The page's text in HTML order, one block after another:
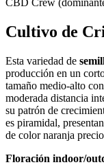
CBD Crew
Cultivo de
Esta variedad de
producción en un
tamaño medio-alto
moderada distancia
su patrón de
es piramidal,
de color naranja
Floración indoor/